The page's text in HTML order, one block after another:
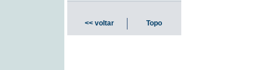
<< voltar Topo